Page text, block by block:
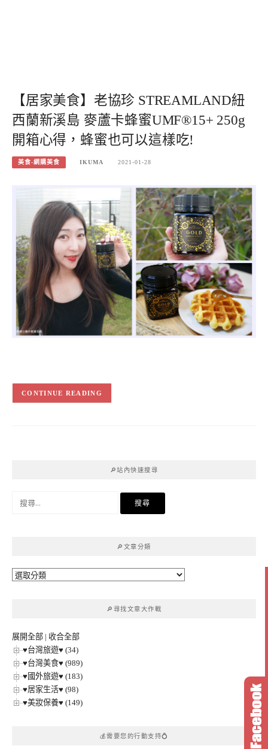
【居家美食】老協珍 STREAMLAND紐
西蘭新溪島 麥蘆卡蜂蜜UMF®15+ 250g
開箱心得，蜂蜜也可以這樣吃!
美食-網購美食 IKUMA 2021-01-28
CONTINUE READING
🔎站內快速搜尋
🔎文章分類
🔎
🔎尋找文章大作戰
展開全部 | 收合全部
♥台灣旅遊♥ (34)
♥台灣美食♥ (989)
♥國外旅遊♥ (183)
♥居家生活♥ (98)
♥美妝保養♥ (149)
💰需要您的行動支持💍